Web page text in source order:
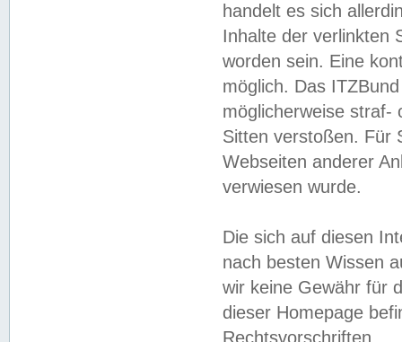
handelt es sich
Inhalte der verlinkten
worden sein. Eine
möglich. Das
möglicherweise straf-
Sitten verstoßen. Für
Webseiten anderer
verwiesen wurde.
Die sich auf diesen
nach besten Wissen
wir keine Gewähr für
dieser Homepage
Rechtsvorschriften.